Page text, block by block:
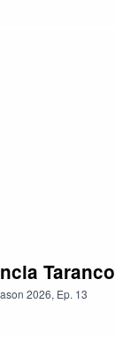
Taranco
2026, Ep. 13